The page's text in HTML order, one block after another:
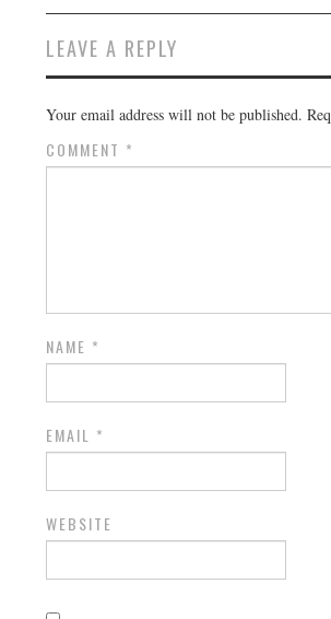
LEAVE A REPLY
Your email address will not be published.
COMMENT *
NAME *
EMAIL *
WEBSITE